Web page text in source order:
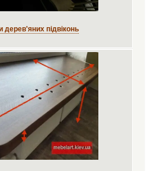
дерев'яних підвіконь